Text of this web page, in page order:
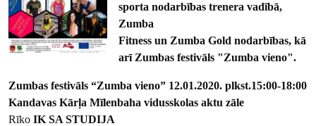
sporta nodarbības trenera vadībā,
Zumba
Fitness un Zumba Gold nodarbības, kā
arī Zumbas festivāls "Zumba vieno".
Zumbas festivāls “Zumba vieno” 12.01.2020. plkst.15:00-18:00
Kandavas Kārļa Mīlenbaha vidusskolas aktu zāle
RīkoIK SA STUDIJA